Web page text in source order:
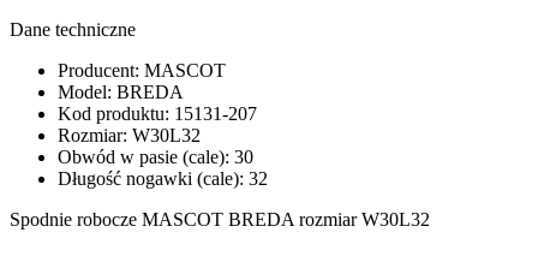
Dane techniczne
Producent: MASCOT
Model: BREDA
Kod produktu: 15131-207
Rozmiar: W30L32
Obwód w pasie (cale): 30
Długość nogawki (cale): 32
Spodnie robocze MASCOT BREDA rozmiar W30L32